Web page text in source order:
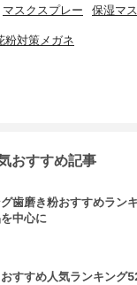
マスクスプレー 保湿マ
粉対策メガネ
おすすめ記事
歯磨き粉おすすめラン
中心に
すすめ人気ランキング